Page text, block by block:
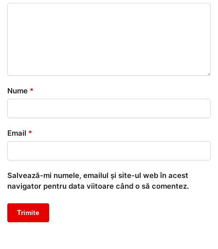
Nume *
Email *
Salvează-mi numele, emailul și site-ul web în acest
navigator pentru data viitoare când o să comentez.